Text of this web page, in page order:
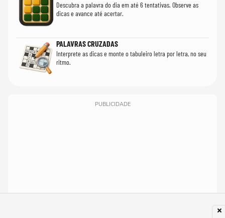
Descubra a palavra do dia em até 6 tentativas. Observe as
dicas e avance até acertar.
PALAVRAS CRUZADAS
Interprete as dicas e monte o tabuleiro letra por letra, no seu
ritmo.
PUBLICIDADE